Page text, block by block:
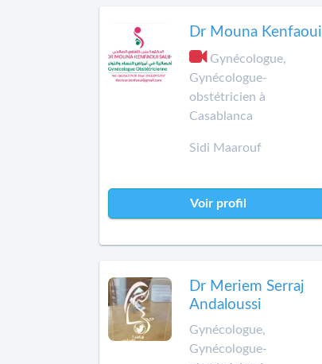
Dr Mouna Kenfaoui
Gynécologue,
Gynécologue-
obstétricien à
Casablanca
Sidi Maarouf
Voir profil
Dr Meriem Serraj
Andaloussi
Gynécologue,
Gynécologue-